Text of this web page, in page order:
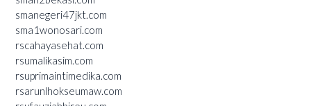
smanegeri47jkt.com
sma1wonosari.com
rscahayasehat.com
rsumalikasim.com
rsuprimaintimedika.com
rsarunlhokseumaw.com